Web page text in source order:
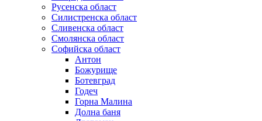
Русенска област
Силистренска област
Сливенска област
Смолянска област
Софийска област
Антон
Божурище
Ботевград
Годеч
Горна Малина
Долна баня